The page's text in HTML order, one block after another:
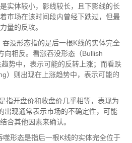
实体较小，影线较长，且下影线的长
市场在该时间段内曾经下跌过，但最
量的反攻。
没形态指的是后一根K线的实体完全
向相反。看涨吞没形态（Bullish
势中，表示可能的反转上涨；而看跌
）则出现在上涨趋势中，表示可能的
指开盘价和收盘价几乎相等，表现为
出现通常表示市场的不确定性，可能
合其他因素来确认。
形态是指后一根K线的实体完全位于